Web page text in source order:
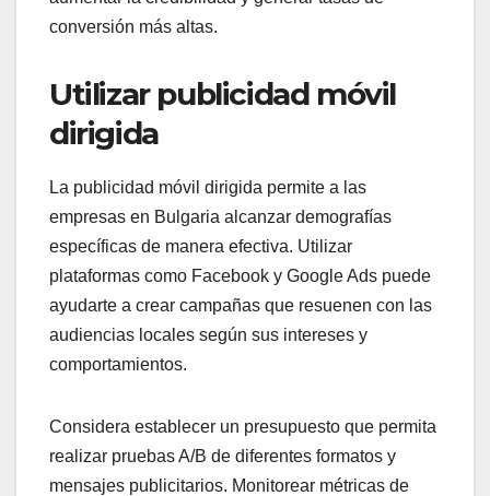
conversión más altas.
Utilizar publicidad móvil
dirigida
La publicidad móvil dirigida permite a las
empresas en Bulgaria alcanzar demografías
específicas de manera efectiva. Utilizar
plataformas como Facebook y Google Ads puede
ayudarte a crear campañas que resuenen con las
audiencias locales según sus intereses y
comportamientos.
Considera establecer un presupuesto que permita
realizar pruebas A/B de diferentes formatos y
mensajes publicitarios. Monitorear métricas de